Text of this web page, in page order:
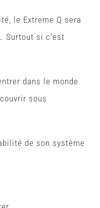
le Extreme Q sera
Surtout si c’est
dans le monde
sous
de son système